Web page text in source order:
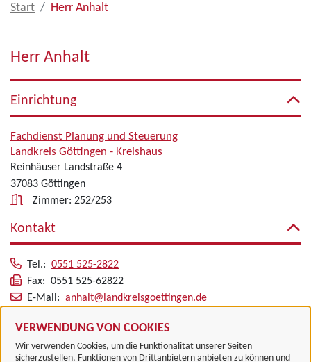
VERWENDUNG VON COOKIES
Wir verwenden Cookies, um die Funktionalität unserer Seiten
sicherzustellen, Funktionen von Drittanbietern anbieten zu können und
Start Herr Anhalt
Herr Anhalt
Einrichtung
Fachdienst Planung und Steuerung
Landkreis Göttingen - Kreishaus
Reinhäuser Landstraße 4
37083 Göttingen
Zimmer: 252/253
Kontakt
Tel.: 0551 525-2822
Fax: 0551 525-62822
E-Mail: anhalt@landkreisgoettingen.de
Alle zugeordneten Einrichtungen